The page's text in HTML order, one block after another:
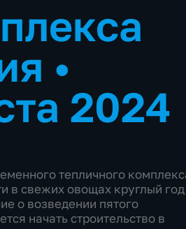
•
2024
тепличного
в свежих овощах круглый
о возведении пятого
начать строительство в